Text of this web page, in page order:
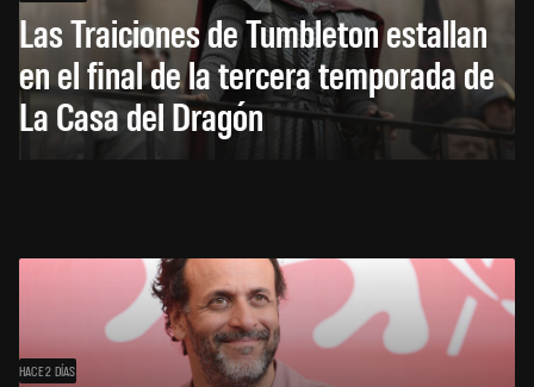
Las Traiciones de Tumbleton estallan
en el final de la tercera temporada de
La Casa del Dragón
HACE 2 DÍAS